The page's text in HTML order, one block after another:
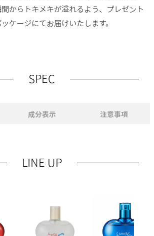
からトキメキが溢れるよう、プレゼント
ケージにてお届けいたします。
SPEC
成分表示 注意事項
LINE UP